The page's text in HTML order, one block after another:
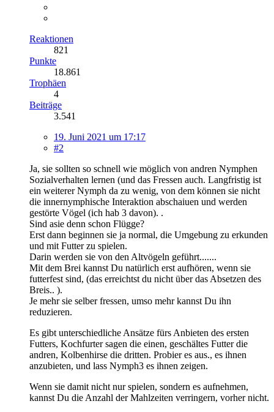
Reaktionen
821
Punkte
18.861
Trophäen
4
Beiträge
3.541
19. Juni 2021 um 17:17
#2
Ja, sie sollten so schnell wie möglich von andren Nymphen
Sozialverhalten lernen (und das Fressen auch. Langfristig ist
ein weiterer Nymph da zu wenig, von dem können sie nicht
die innernymphische Interaktion abschaiuen und werden
gestörte Vögel (ich hab 3 davon). .
Sind asie denn schon Flügge?
Erst dann beginnen sie ja normal, die Umgebung zu erkunden
und mit Futter zu spielen.
Darin werden sie von den Altvögeln geführt.......
Mit dem Brei kannst Du natürlich erst aufhören, wenn sie
futterfest sind, (das erreichtst du nicht über das Absetzen des
Breis.. ).
Je mehr sie selber fressen, umso mehr kannst Du ihn
reduzieren.
Es gibt unterschiedliche Ansätze fürs Anbieten des ersten
Futters, Kochfurter sagen die einen, geschältes Futter die
andren, Kolbenhirse die dritten. Probier es aus., es ihnen
anzubieten, und lass Nymph3 es ihnen zeigen.
Wenn sie damit nicht nur spielen, sondern es aufnehmen,
kannst Du die Anzahl der Mahlzeiten verringern, vorher nicht.